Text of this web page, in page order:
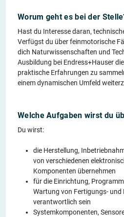
Worum geht es bei der
Hast du Interesse daran,
Verfügst du über feinmotorische
dich Naturwissenschaften und
Ausbildung bei Endress+Hauser
praktische Erfahrungen zu
einem dynamischen Umfeld
Welche Aufgaben wirst du
Du wirst:
die Herstellung,
von verschiedenen
Komponenten übernehmen
für die Einrichtung,
Wartung von Fertigungs- und
verantwortlich sein
Systemkomponenten,